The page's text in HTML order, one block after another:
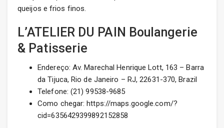
queijos e frios finos.
L’ATELIER DU PAIN Boulangerie
& Patisserie
Endereço: Av. Marechal Henrique Lott, 163 – Barra
da Tijuca, Rio de Janeiro – RJ, 22631-370, Brazil
Telefone: (21) 99538-9685
Como chegar: https://maps.google.com/?
cid=6356429399892152858